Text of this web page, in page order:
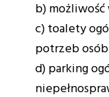
b) możliwość
c) toalety
potrzeb
d) parking